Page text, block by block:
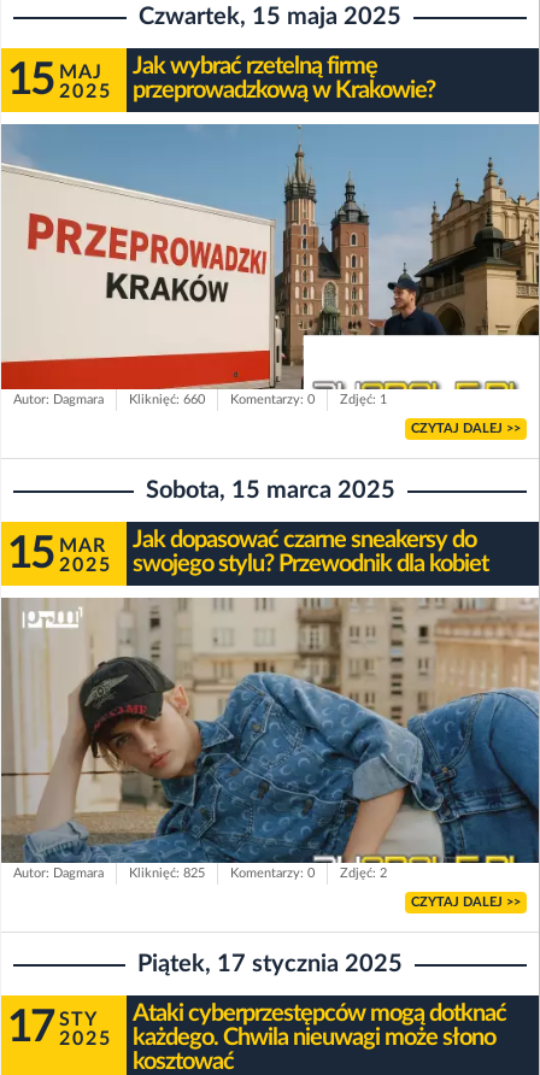
Czwartek, 15 maja 2025
15 MAJ
2025
Jak wybrać rzetelną firmę
przeprowadzkową w Krakowie?
Autor: Dagmara Kliknięć: 660 Komentarzy: 0 Zdjęć: 1
CZYTAJ DALEJ >>
Sobota, 15 marca 2025
15 MAR
2025
Jak dopasować czarne sneakersy do
swojego stylu? Przewodnik dla kobiet
Autor: Dagmara Kliknięć: 825 Komentarzy: 0 Zdjęć: 2
CZYTAJ DALEJ >>
Piątek, 17 stycznia 2025
17 STY
2025
Ataki cyberprzestępców mogą dotknać
każdego. Chwila nieuwagi może słono
kosztować